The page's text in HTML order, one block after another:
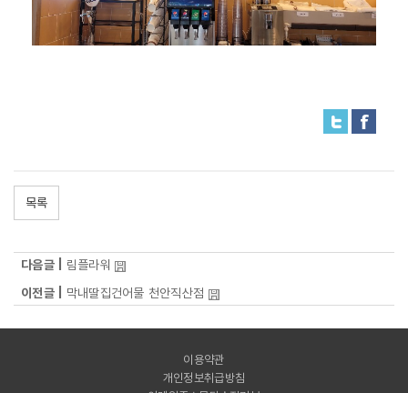
목록
다음글 | 림플라워
이전글 | 막내딸집건어물 천안직산점
이용약관
개인정보취급방침